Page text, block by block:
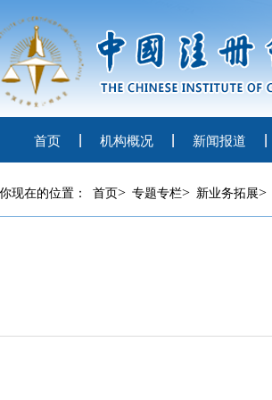
首页 机构概况 新闻报道
你现在的位置： 首页> 专题专栏> 新业务拓展>